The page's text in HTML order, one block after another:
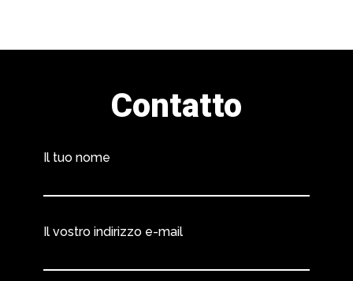
Contatto
Il tuo nome
Il vostro indirizzo e-mail